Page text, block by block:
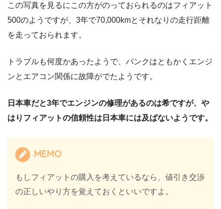
この写真を見るにこの方がのっておられるのはフィアット
500のようですが、3年で70,000kmとそれなりの走行距離
を走っておられます。
トラブルも何度かあったようで、パンクはともかくエンジ
ンとエアコン関係に故障がでたようです。
日本車だと3年でエンジンの修理があるのは希ですが、や
はりフィアットの信頼性は日本車には及ばないようです。
MEMO
もしフィアットの購入を考えているなら、値引き交渉
の正しいやり方を覚えておくといいですよ。